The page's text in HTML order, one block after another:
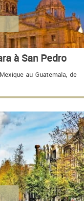
à San Pedro
au Guatemala, de